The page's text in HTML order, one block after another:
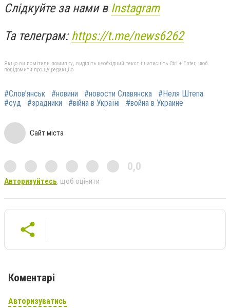
Слідкуйте за нами в Instagram
Та телеграм:https://t.me/news6262
Якщо ви помітили помилку, виділіть необхідний текст і натисніть Ctrl + Enter, щоб
повідомити про це редакцію
#Слов’янськ #новини #новости Славянска
#Неля Штепа
#суд
#зрадники #війна в Україні #война в Украине
Сайт міста
0,0
Авторизуйтесь, щоб оцінити
Коментарі
Авторизуватись